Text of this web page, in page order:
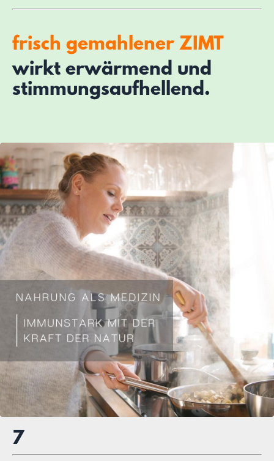
frisch gemahlener ZIMT
wirkt erwärmend und
stimmungsaufhellend.
7